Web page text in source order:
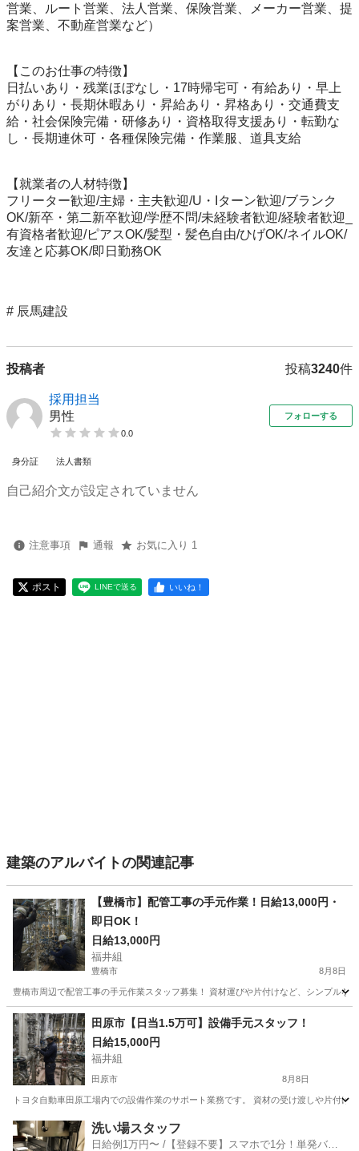
営業、ルート営業、法人営業、保険営業、メーカー営業、提
案営業、不動産営業など）
【このお仕事の特徴】
日払いあり・残業ほぼなし・17時帰宅可・有給あり・早上
がりあり・長期休暇あり・昇給あり・昇格あり・交通費支
給・社会保険完備・研修あり・資格取得支援あり・転勤な
し・長期連休可・各種保険完備・作業服、道具支給
【就業者の人材特徴】
フリーター歓迎/主婦・主夫歓迎/U・Iターン歓迎/ブランク
OK/新卒・第二新卒歓迎/学歴不問/未経験者歓迎/経験者歓迎_
有資格者歓迎/ピアスOK/髪型・髪色自由/ひげOK/ネイルOK/
友達と応募OK/即日勤務OK
# 辰馬建設
投稿者 投稿3240件
採用担当
男性
0.0
フォローする
身分証 法人書類
自己紹介文が設定されていません
注意事項 通報 お気に入り 1
ポスト LINEで送る いいね！
建築のアルバイトの関連記事
【豊橋市】配管工事の手元作業！日給13,000円・
即日OK！
日給13,000円
福井組
豊橋市 8月8日
豊橋市周辺で配管工事の手元作業スタッフ募集！ 資材運びや片付けなど、シンプル
愛知 豊橋市 建築
田原市【日当1.5万可】設備手元スタッフ！
日給15,000円
福井組
田原市 8月8日
トヨタ自動車田原工場内での設備作業のサポート業務です。 資材の受け渡しや片付
愛知 田原市 建築
洗い場スタッフ
日給例1万円〜 /【登録不要】スマホで1分！単発バイ